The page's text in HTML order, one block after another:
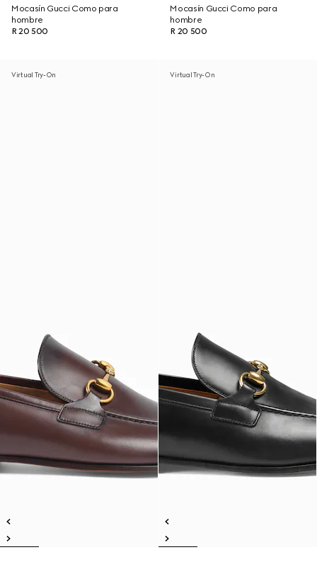
Mocasín Gucci Como para
hombre
R 20 500
Mocasín Gucci Como para
hombre
R 20 500
Virtual Try-On Virtual Try-On